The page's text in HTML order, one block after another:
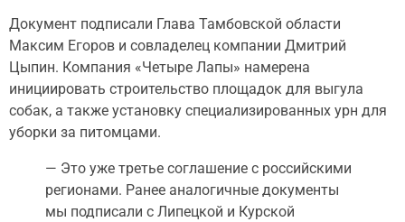
Документ подписали Глава Тамбовской области
Максим Егоров и совладелец компании Дмитрий
Цыпин. Компания «Четыре Лапы» намерена
инициировать строительство площадок для выгула
собак, а также установку специализированных урн для
уборки за питомцами.
— Это уже третье соглашение с российскими
регионами. Ранее аналогичные документы
мы подписали с Липецкой и Курской